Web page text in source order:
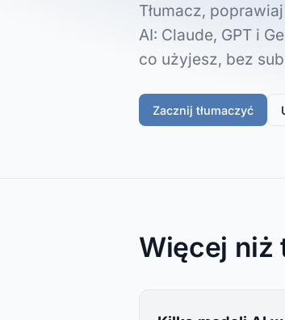
Tłumacz,
AI: Claude, GPT i
co użyjesz, bez
Zacznij tłumaczyć
Więcej niż